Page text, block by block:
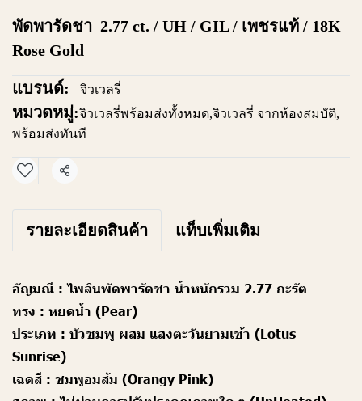
พัดพารัดชา 2.77 ct. / UH / GIL / เพชรแท้ / 18K
Rose Gold
แบรนด์: จิวเวลรี่
หมวดหมู่:จิวเวลรี่พร้อมส่งทั้งหมด,จิวเวลรี่ จากห้องสมบัติ,
พร้อมส่งทันที
แชร์
รายละเอียดสินค้า แท็บเพิ่มเติม
อัญมณี : ไพลินพัดพารัดชา น้ำหนักรวม 2.77 กะรัต
ทรง : หยดน้ำ (Pear)
ประเภท : บัวชมพู ผสม แสงตะวันยามเช้า (Lotus
Sunrise)
เฉดสี : ชมพูอมส้ม (Orangy Pink)